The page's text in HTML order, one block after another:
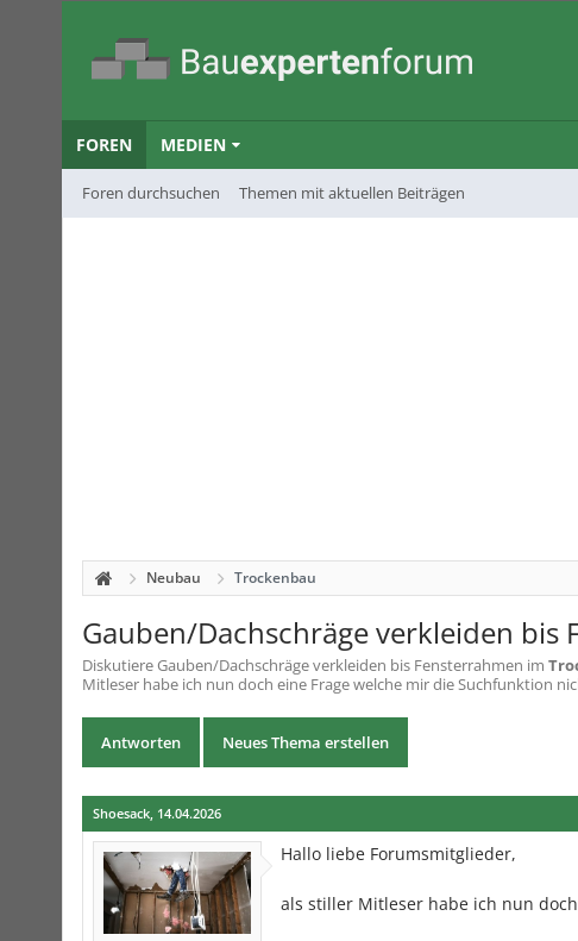
FOREN
Foren durchsuchen Themen mit aktuellen Beiträgen
MEDIEN
Neubau Trockenbau
Gauben/Dachschräge verkleiden bis
DiskutiereGauben/Dachschräge verkleiden bis Fensterrahmen im
Mitleser habe ich nun doch eine Frage welche mir die Suchfunktion
Antworten Neues Thema erstellen
Shoesack, 14.04.2026
Hallo liebe Forumsmitglieder,
als stiller Mitleser habe ich nun